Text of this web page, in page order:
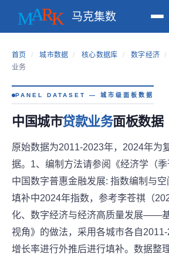
马克集数
首页 / 城市数据 / 核心数据库 / 数字经济 /
业务
PANEL DATASET — 城市级面板数据
中国城市贷款业务面板数据
原始数据为2011-2023年，2024年为
据。1、编制方法请参阅《经济学（
中国数字普惠金融发展: 指数编制与
填补中2024年指数，参考李苍祺（
化、数字经济与经济高质量发展——
视角》的做法，采用各城市各自
增长率进行外推后进行填补。数据整